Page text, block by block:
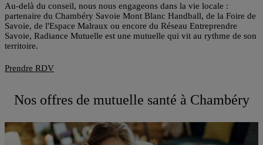
Au-delà du conseil, nous nous engageons dans la vie locale :
partenaire du Chambéry Savoie Mont Blanc Handball, de la Foire de
Savoie, de l'Espace Malraux ou encore du Réseau Entreprendre
Savoie, Radiance Mutuelle est une mutuelle qui vit au rythme de son
territoire.
Prendre RDV
Nos offres de mutuelle santé à Chambéry